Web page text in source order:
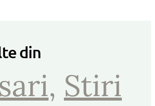
din
, Stiri